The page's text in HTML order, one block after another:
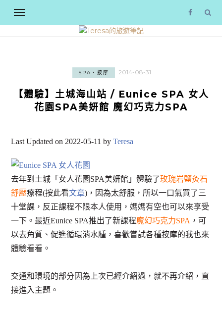
SPA‧按摩 2014-08-31
【體驗】土城海山站 / Eunice SPA 女人
花園SPA美妍館 魔幻巧克力SPA
Last Updated on 2022-05-11 byTeresa
去年到土城「女人花園SPA美妍館」體驗了玫瑰岩鹽灸石
舒壓療程(按此看文章)，因為太舒服，所以一口氣買了三
十堂課，反正課程不限本人使用，媽媽有空也可以來享受
一下。最近Eunice SPA推出了新課程魔幻巧克力SPA ，可
以去角質、促進循環消水腫，喜歡嘗試各種按摩的我也來
體驗看看。
交通和環境的部分因為上次已經介紹過，就不再介紹，直
接進入主題。